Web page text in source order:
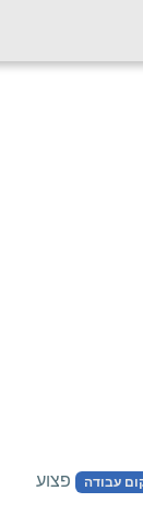
עבודה פצוע